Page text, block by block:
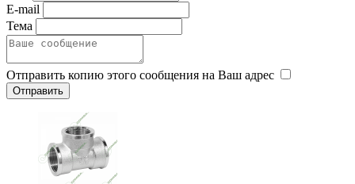
E-mail
Тема
Отправить копию этого сообщения на Ваш адрес